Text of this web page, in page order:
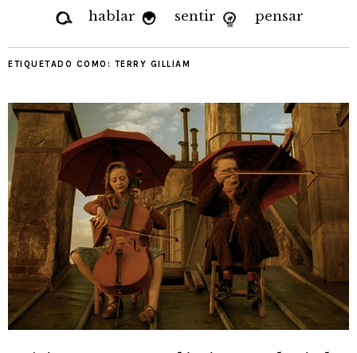
hablar sentir pensar
ETIQUETADO COMO: TERRY GILLIAM